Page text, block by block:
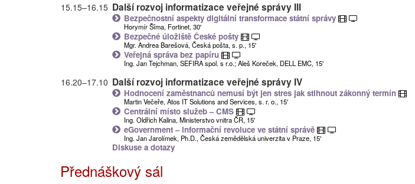
15.15–16.15 Další rozvoj informatizace veřejné správy III
Bezpečnostní aspekty digitální transformace státní správy
Horymír Šîma, Fortinet, 30'
Bezpečné úložiště České pošty
Mgr. Andrea Barešová, Česká pošta, s. p., 15'
Veřejná správa bez papíru
Ing. Jan Tejchman, SEFIRA spol. s r.o.; Aleš Koreček, DELL EMC, 15'
16.20–17.10 Další rozvoj informatizace veřejné správy IV
Hodnocení zaměstnanců nemusí být jen stres jak stihnout zákonný termín
Martin Večeře, Atos IT Solutions and Services, s. r. o., 15'
Centrální místo služeb – CMS
Ing. Oldřich Kalina, Ministerstvo vnitra ČR, 15'
eGovernment – informační revoluce ve státní správě
Ing. Jan Jarolímek, Ph.D., Česká zemědělská univerzita v Praze, 15'
Diskuse a dotazy
Přednáškový sál